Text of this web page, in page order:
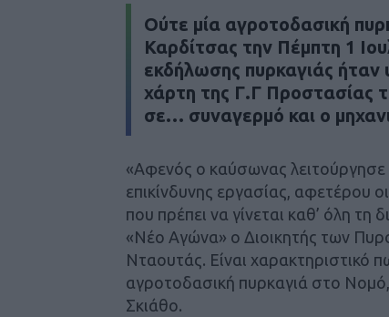
Ούτε μία αγροτοδασική
Καρδίτσας την Πέμπτη 1
εκδήλωσης πυρκαγιάς
χάρτη της Γ.Γ Προστασίας
σε… συναγερμό και ο
«Αφενός ο καύσωνας λειτούργησε
επικίνδυνης εργασίας, αφετέρου
που πρέπει να γίνεται καθ’ όλη τη
«Νέο Αγώνα» ο Διοικητής των
Νταουτάς. Είναι χαρακτηριστικό
αγροτοδασική πυρκαγιά στο
Σκιάθο.